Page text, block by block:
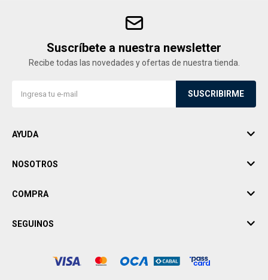
Suscríbete a nuestra newsletter
Recibe todas las novedades y ofertas de nuestra tienda.
SUSCRIBIRME
AYUDA
NOSOTROS
COMPRA
SEGUINOS